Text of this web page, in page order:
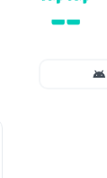
--